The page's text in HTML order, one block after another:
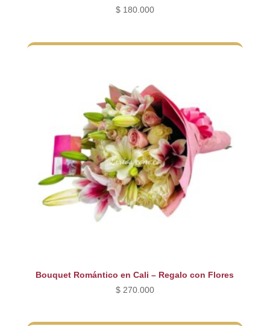
$180.000
Bouquet Romántico en Cali – Regalo con Flores
$270.000